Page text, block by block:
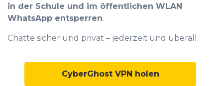
in der Schule und im öffentlichen WLAN
WhatsApp entsperren.
Chatte sicher und privat – jederzeit und überall.
CyberGhost VPN holen